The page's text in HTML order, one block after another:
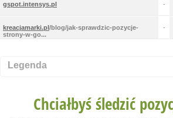
gspot.intensys.pl -
kreacjamarki.pl/blog/jak-sprawdzic-pozycje-
strony-w-go...
-
Legenda
Chciałbyś śledzić